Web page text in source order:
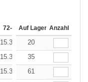
72-143 144-287 288 +
Auf Lager Anzahl
15.37 14.46
20
15.37 14.46
35
15.37 14.46
61